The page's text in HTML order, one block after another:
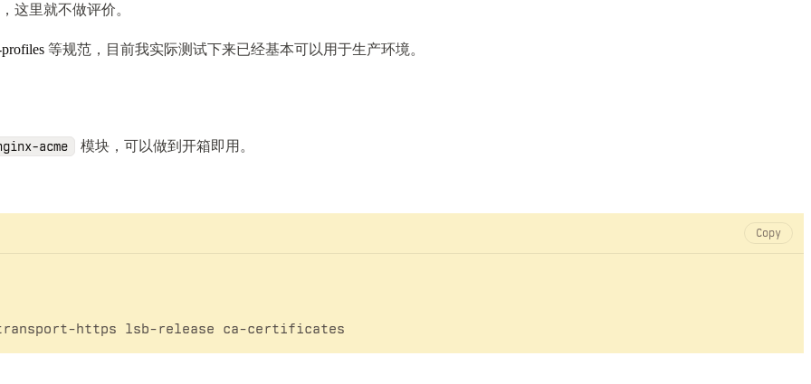
这里就不做评价。
等规范，目前我实际测试下来已经基本可以用于生产环境。
acme 模块，可以做到开箱即用。
Copy